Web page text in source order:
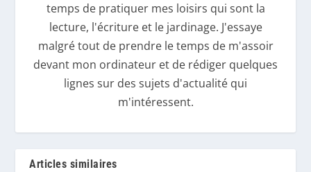
temps de pratiquer mes loisirs qui sont la
lecture, l'écriture et le jardinage. J'essaye
malgré tout de prendre le temps de m'assoir
devant mon ordinateur et de rédiger quelques
lignes sur des sujets d'actualité qui
m'intéressent.
Articles similaires